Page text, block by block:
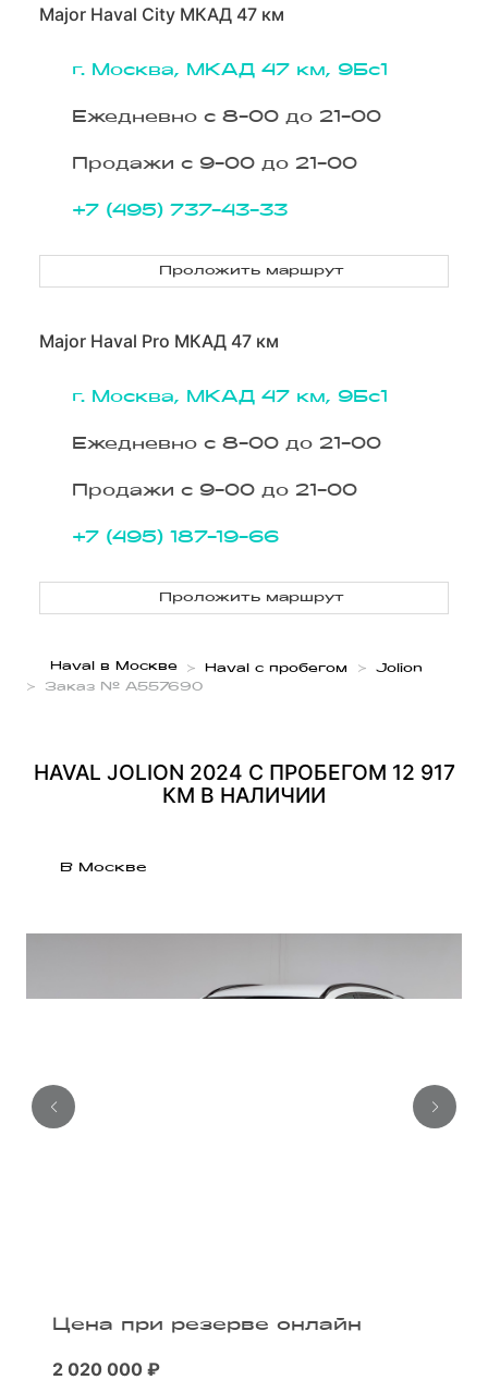
Major Haval City МКАД 47 км
г. Москва, МКАД 47 км, 9Бс1
Ежедневно с 8-00 до 21-00
Продажи с 9-00 до 21-00
+7 (495) 737-43-33
Проложить маршрут
Major Haval Pro МКАД 47 км
г. Москва, МКАД 47 км, 9Бс1
Ежедневно с 8-00 до 21-00
Продажи с 9-00 до 21-00
+7 (495) 187-19-66
Проложить маршрут
Haval в Москве Haval с пробегом
Jolion
Заказ № A557690
HAVAL JOLION 2024 С ПРОБЕГОМ 12 917
КМ В НАЛИЧИИ
В Москве
Цена при резерве онлайн
2 020 000 ₽